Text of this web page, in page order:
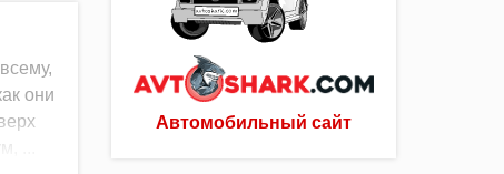
они
...
Автомобильный сайт